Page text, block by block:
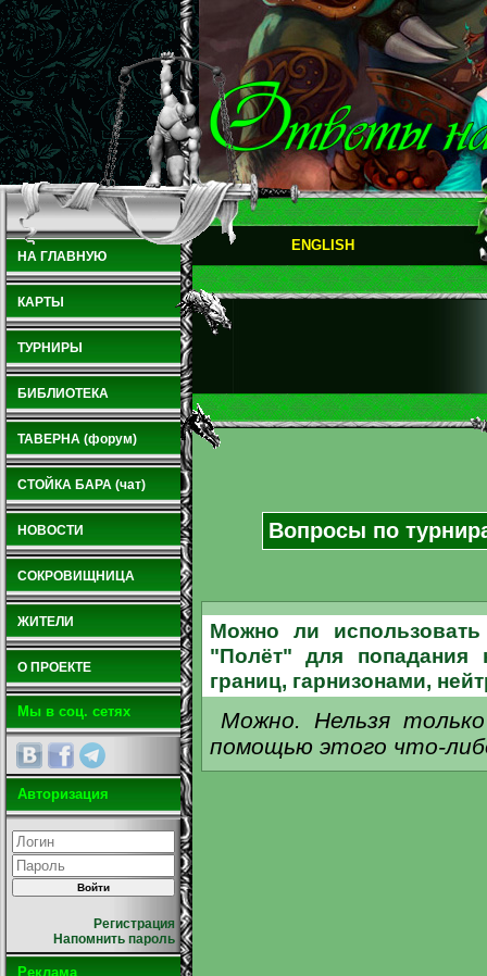
НА ГЛАВНУЮ
КАРТЫ
ТУРНИРЫ
БИБЛИОТЕКА
ТАВЕРНА (форум)
СТОЙКА БАРА (чат)
НОВОСТИ
СОКРОВИЩНИЦА
ЖИТЕЛИ
О ПРОЕКТЕ
Мы в соц. сетях
Авторизация
Регистрация
Напомнить пароль
Реклама
ENGLISH
Вопросы по
Можно ли
"Полёт" для попадания
границ, гарнизонами,
Можно. Нельзя
помощью этого что-